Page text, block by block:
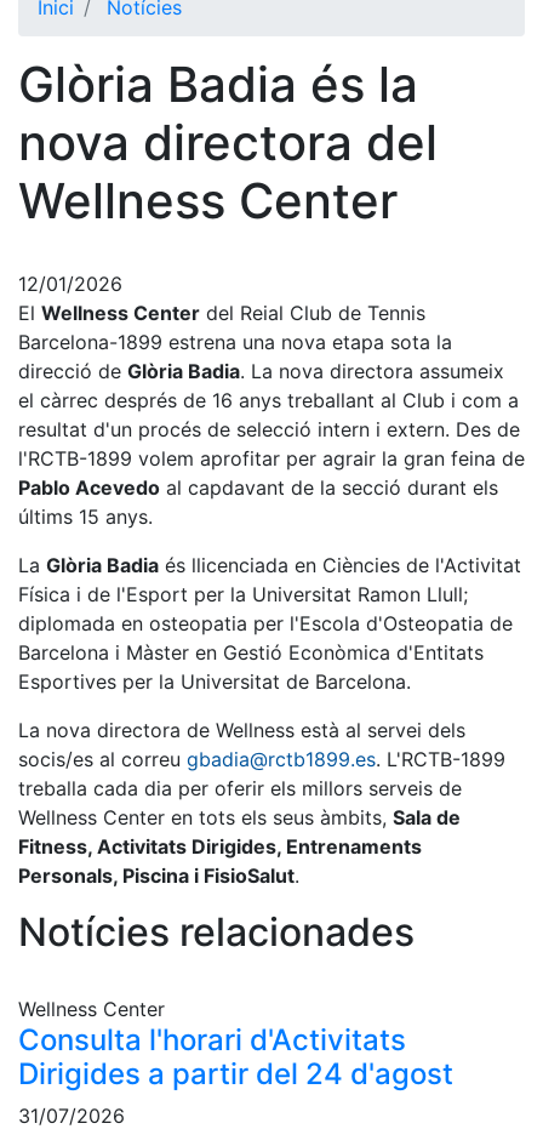
Història
història
Cronologia
Presidents
Organització
Junta
directiva
Comissions
i comités
Estructura
executiva
Fundació
Instal·lacions
Preguntes
Freqüents
(FAQs)
nosaltres
Àrea esportiva
Tennis
Escola de
Next Gen
equips
Llegendes
Jugadors
professionals
Inici Notícies
Glòria Badia és la
nova directora del
Wellness Center
12/01/2026
El Wellness Center del Reial Club de Tennis
Barcelona-1899 estrena una nova etapa sota la
direcció de Glòria Badia. La nova directora assumeix
el càrrec després de 16 anys treballant al Club i com a
resultat d'un procés de selecció intern i extern. Des de
l'RCTB-1899 volem aprofitar per agrair la gran feina de
Pablo Acevedo al capdavant de la secció durant els
últims 15 anys.
La Glòria Badia és llicenciada en Ciències de l'Activitat
Física i de l'Esport per la Universitat Ramon Llull;
diplomada en osteopatia per l'Escola d'Osteopatia de
Barcelona i Màster en Gestió Econòmica d'Entitats
Esportives per la Universitat de Barcelona.
La nova directora de Wellness està al servei dels
socis/es al correu gbadia@rctb1899.es. L'RCTB-1899
treballa cada dia per oferir els millors serveis de
Wellness Center en tots els seus àmbits, Sala de
Fitness, Activitats Dirigides, Entrenaments
Personals, Piscina i FisioSalut.
Notícies relacionades
Wellness Center
Consulta l'horari d'Activitats
Dirigides a partir del 24 d'agost
31/07/2026